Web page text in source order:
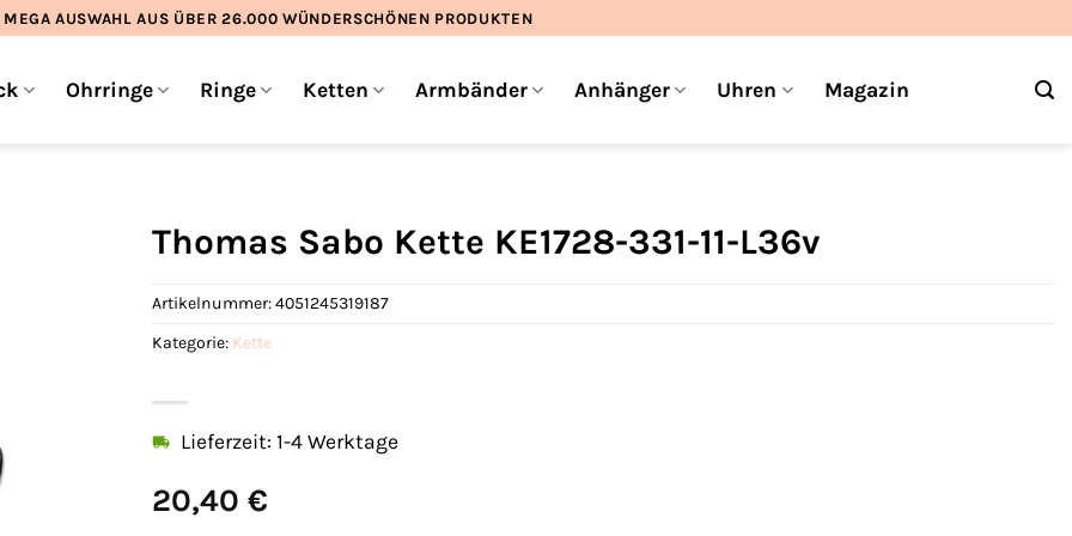
MEGA AUSWAHL AUS ÜBER 26.000 WÜNDERSCHÖNEN PRODUKTEN
Ohrringe Ringe Ketten Armbänder Anhänger Uhren Magazin
Thomas Sabo Kette KE1728-331-11-L36v
20,40 €
Lieferzeit: 1-4 Werktage
Artikelnummer:4051245319187
Kategorie: Kette